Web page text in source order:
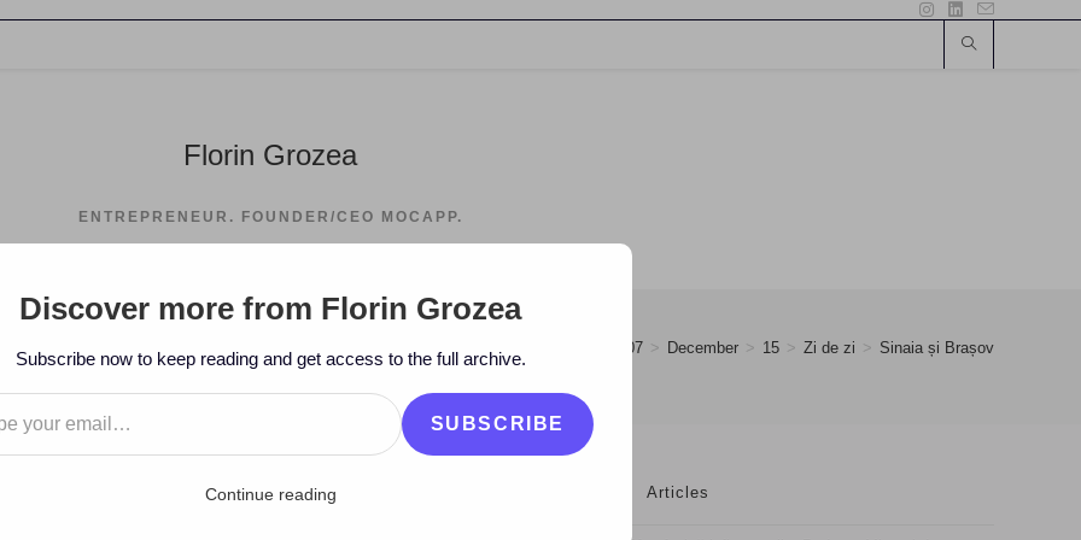
Florin Grozea
ENTREPRENEUR. FOUNDER/CEO MOCAPP.
2007 > December > 15 > Zi de zi > Sinaia și Brașov
Articles
Discover more from Florin Grozea
Subscribe now to keep reading and get access to the full archive.
SUBSCRIBE
Continue reading